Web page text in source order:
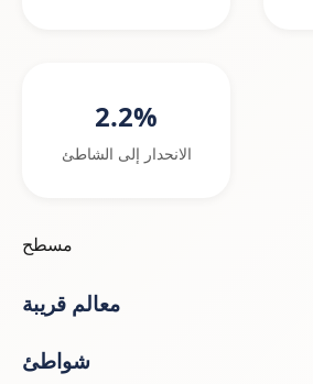
2.2%
الانحدار إلى الشاطئ
مسطح
معالم قريبة
شواطئ